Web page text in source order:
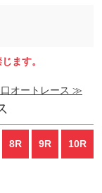
ます。
オートレース ≫
8R 9R 10R